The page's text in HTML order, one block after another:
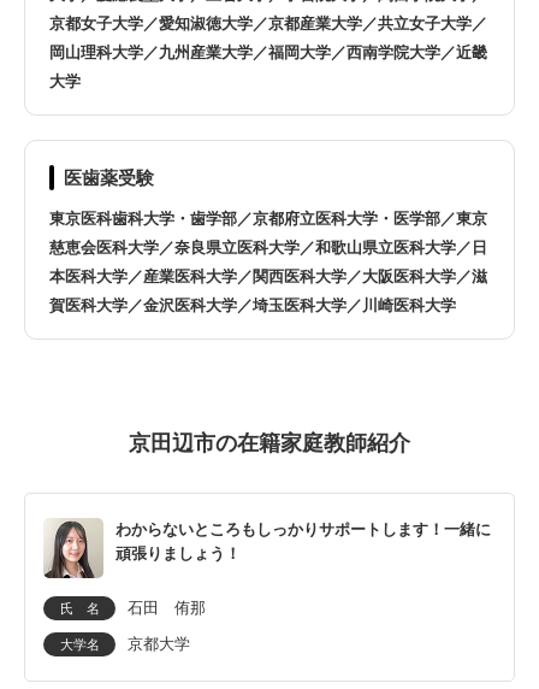
京都女子大学／愛知淑徳大学／京都産業大学／共立女子大学／
岡山理科大学／九州産業大学／福岡大学／西南学院大学／近畿
大学
医歯薬受験
東京医科歯科大学・歯学部／京都府立医科大学・医学部／東京
慈恵会医科大学／奈良県立医科大学／和歌山県立医科大学／日
本医科大学／産業医科大学／関西医科大学／大阪医科大学／滋
賀医科大学／金沢医科大学／埼玉医科大学／川崎医科大学
京田辺市の在籍家庭教師紹介
わからないところもしっかりサポートします！一緒に
頑張りましょう！
氏 名 石田 侑那
大学名 京都大学